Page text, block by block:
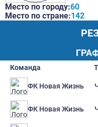
Место по городу:60
Место по стране:142
Команда
ФК Новая Жизнь
ФК Новая Жизнь